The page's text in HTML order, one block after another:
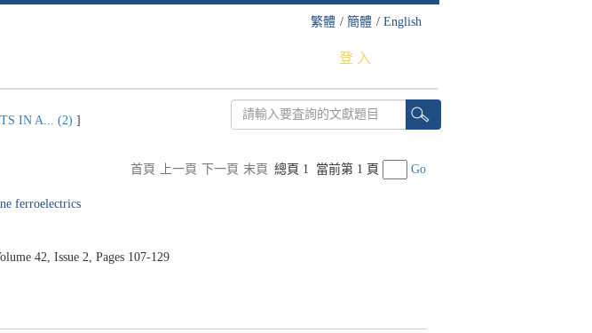
繁體 / 簡體 / English
登 入
IN A... (2) ]
首頁 上一頁 下一頁 末頁 總頁 1 當前第 1 頁 Go
ferroelectrics
42, Issue 2, Pages 107-129